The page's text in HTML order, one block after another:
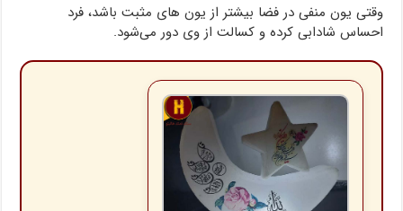
وقتی یون منفی در فضا بیشتر از یون های مثبت باشد، فرد
احساس شادابی کرده و کسالت از وی دور می‌شود.